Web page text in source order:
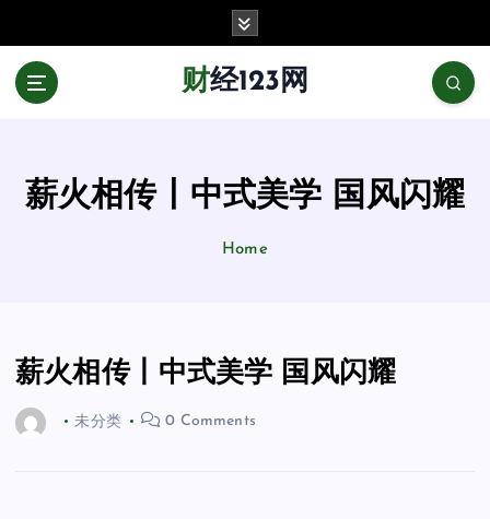
财经123网
薪火相传丨中式美学 国风闪耀
Home
薪火相传丨中式美学 国风闪耀
未分类 0 Comments